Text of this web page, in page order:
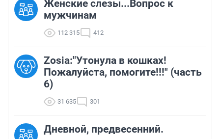
Женские слезы...Вопрос к
мужчинам
112 315 412
Zosia:"Утонула в кошках!
Пожалуйста, помогите!!!" (часть
6)
31 635 301
Дневной, предвесенний.